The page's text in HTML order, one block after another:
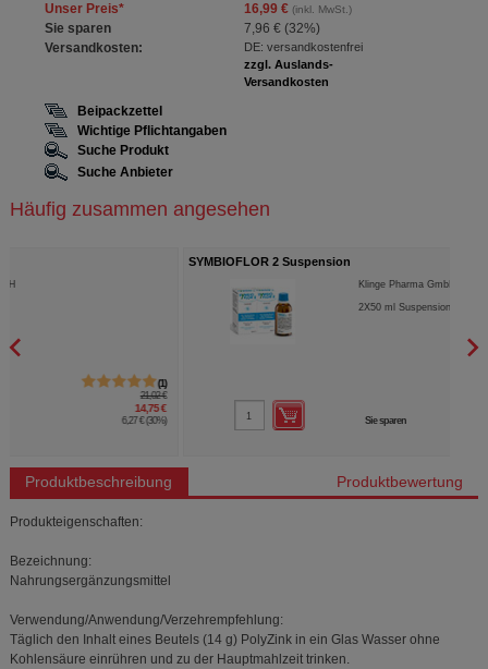
Unser Preis* 16,99 €(inkl. MwSt.)
Sie sparen 7,96 € (32%)
Versandkosten:
DE: versandkostenfrei
zzgl. Auslands-
Versandkosten
Beipackzettel
Wichtige Pflichtangaben
Suche Produkt
Suche Anbieter
Häufig zusammen angesehen
Suspension
13,49 €
Produktbeschreibung Produktbewertung
Produkteigenschaften:
Bezeichnung:
Nahrungsergänzungsmittel
Verwendung/Anwendung/Verzehrempfehlung:
Täglich den Inhalt eines Beutels (14 g) PolyZink in ein Glas Wasser ohne
Kohlensäure einrühren und zu der Hauptmahlzeit trinken.